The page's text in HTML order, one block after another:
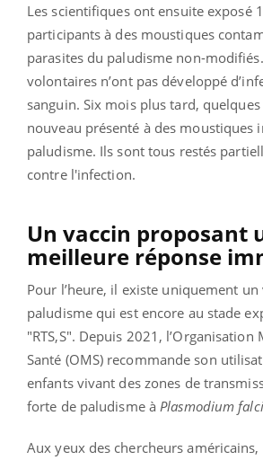
Les scientifiques ont ensuite exposé
participants à des moustiques
parasites du paludisme non-
volontaires n’ont pas développé
sanguin. Six mois plus tard,
nouveau présenté à des moustiques
paludisme. Ils sont tous restés
contre l'infection.
Un vaccin proposant
meilleure réponse
Pour l’heure, il existe uniquement
paludisme qui est encore au stade
"RTS,S". Depuis 2021, l’Organisation
Santé (OMS) recommande son
enfants vivant des zones de
forte de paludisme à Plasmodium
Aux yeux des chercheurs